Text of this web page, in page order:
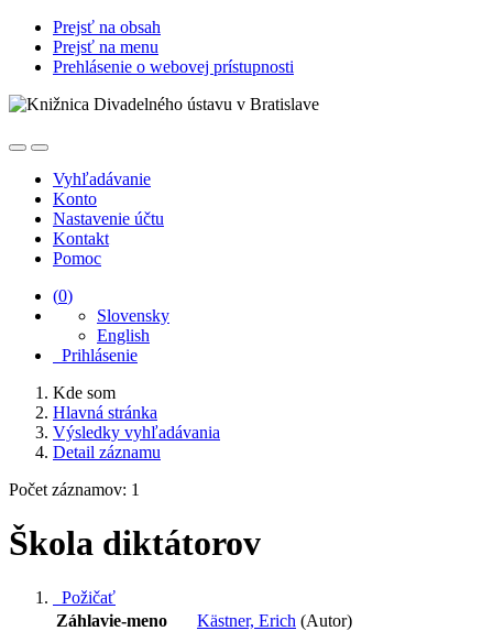
Prejsť na obsah
Prejsť na menu
Prehlásenie o webovej prístupnosti
Vyhľadávanie
Konto
Nastavenie účtu
Kontakt
Pomoc
(0)
Slovensky
English
Prihlásenie
Kde som
Hlavná stránka
Výsledky vyhľadávania
Detail záznamu
Počet záznamov: 1
Škola diktátorov
Požičať
Záhlavie-meno
Kästner, Erich (Autor)